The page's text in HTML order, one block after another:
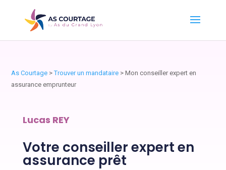
As Courtage >Trouver un mandataire >Mon conseiller expert en
assurance emprunteur
Lucas REY
Votre conseiller expert en
assurance prêt